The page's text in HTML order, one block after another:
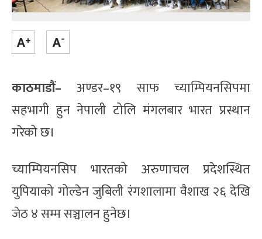
काठमाडौं– अण्डर–१९ साफ च्याम्पियनसिपमा
सहभागी हुन नेपाली टोलि मंगलबार भारत प्रस्थान
गरेको छ।
च्याम्पियनसिप भारतको अरुणाचल प्रदेशस्थित
युपियाको गोल्डेन जुबिली रंगशालामा वैशाख २६ देखि
जेठ ४ सम्म सञ्चालन हुनेछ।